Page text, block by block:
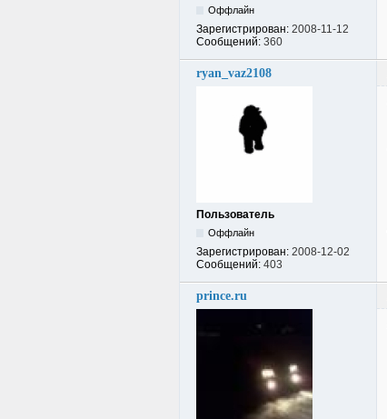
Оффлайн
Зарегистрирован: 2008-11-12
Сообщений: 360
ryan_vaz2108
Пользователь
Оффлайн
Зарегистрирован: 2008-12-02
Сообщений: 403
prince.ru